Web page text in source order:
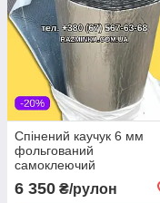
Спінений каучук 6 мм
фольгований
самоклеючий
матеріал). РУЛОН 10 м²
6 350 ₴/рулон